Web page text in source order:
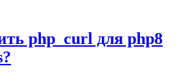
php_curl для php8